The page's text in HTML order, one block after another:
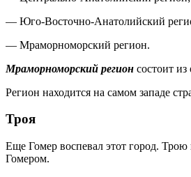
— Юго-Восточно-Анатолийский
— Мраморноморский регион.
Мраморноморский регион состоит
Регион находится на самом западе
Троя
Еще Гомер воспевал этот город.
Гомером.